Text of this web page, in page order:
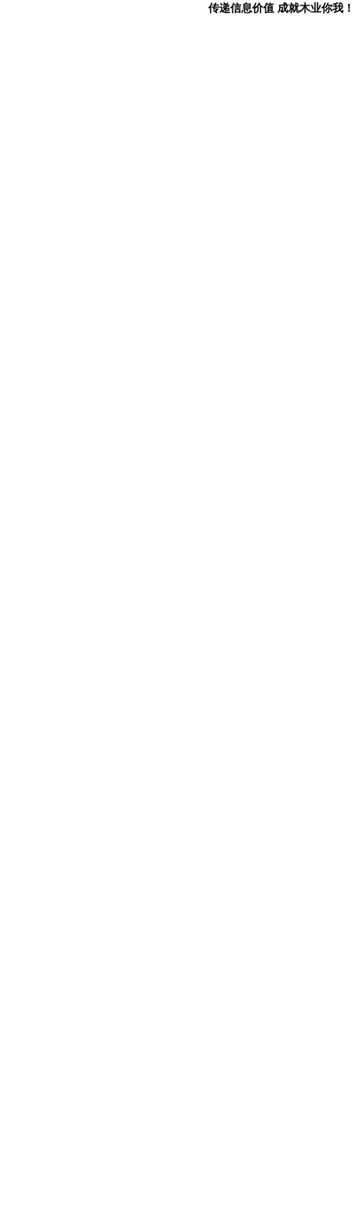
传递信息价值 成就木业你我